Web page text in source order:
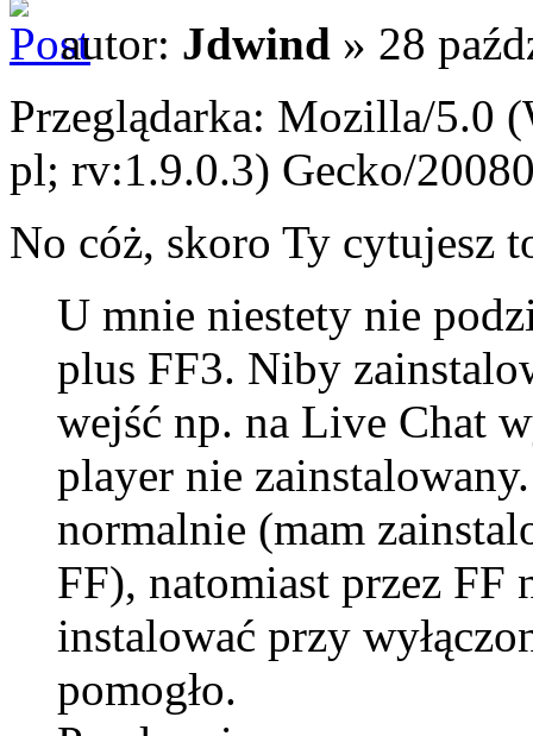
autor: Jdwind » 28
Przeglądarka: Mozilla/5.0
pl; rv:1.9.0.3) Gecko/
No cóż, skoro Ty cytujesz
U mnie niestety nie
plus FF3. Niby
wejść np. na Live Chat
player nie
normalnie (mam
FF), natomiast przez FF
instalować przy
pomogło.